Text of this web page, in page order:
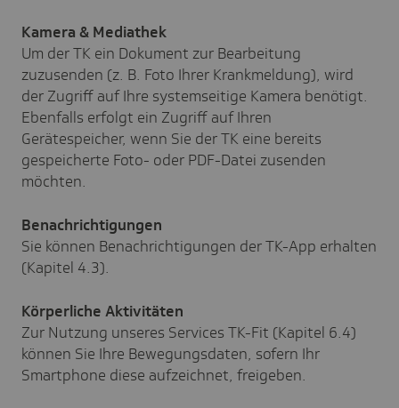
Kamera & Mediathek
Um der TK ein Dokument zur Bearbeitung
zuzusenden (z. B. Foto Ihrer Krankmeldung), wird
der Zugriff auf Ihre systemseitige Kamera benötigt.
Ebenfalls erfolgt ein Zugriff auf Ihren
Gerätespeicher, wenn Sie der TK eine bereits
gespeicherte Foto- oder PDF-Datei zusenden
möchten.
Benachrichtigungen
Sie können Benachrichtigungen der TK-App erhalten
(Kapitel 4.3).
Körperliche Aktivitäten
Zur Nutzung unseres Services TK-Fit (Kapitel 6.4)
können Sie Ihre Bewegungsdaten, sofern Ihr
Smartphone diese aufzeichnet, freigeben.